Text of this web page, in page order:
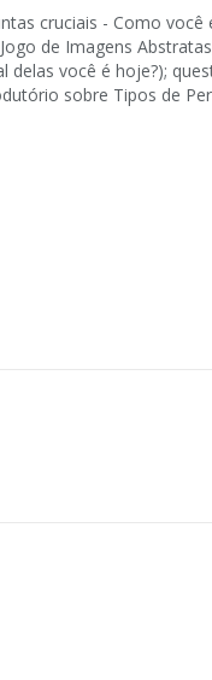
cruciais - Como
de Imagens
delas você é hoje?);
sobre Tipos de